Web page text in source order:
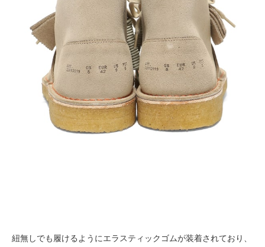
紐無しでも履けるようにエラスティックゴムが装着されており、